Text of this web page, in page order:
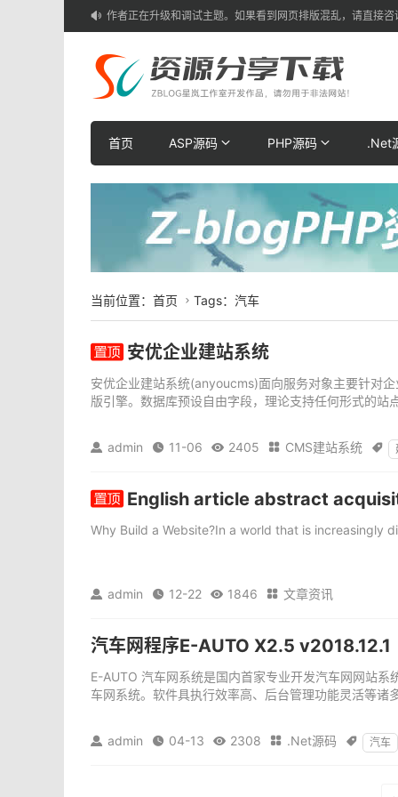
 作者正在升级和调试主题。如果看到网页排版混乱，请直接咨
首页 ASP源码 PHP源码 .Net
当前位置： 首页  Tags：汽车
安优企业建站系统
安优企业建站系统(anyoucms)面向服务对象主要针对
版引擎。数据库预设自由字段，理论支持任何形式的
 admin  11-06  2405  CMS建站系统 
English article abstract
Why Build a Website?In a world that is increasingly
 admin  12-22  1846  文章资讯
汽车网程序E-AUTO X2.5 v2018.12.1
E-AUTO 汽车网系统是国内首家专业开发汽车网网站
车网系统。软件具执行效率高、后台管理功能灵活等
 admin  04-13  2308  .Net源码  汽车